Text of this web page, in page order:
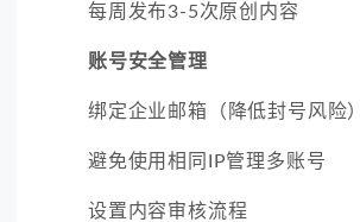
每周发布3-5次原创内容
账号安全管理
绑定企业邮箱（降低封号风险）
避免使用相同IP管理多账号
设置内容审核流程